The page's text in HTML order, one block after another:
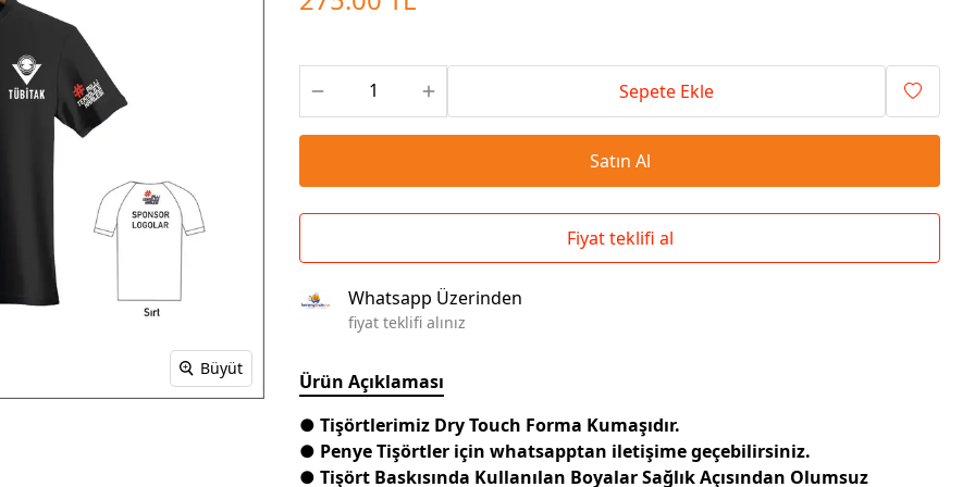
Çoklu Şarj Kabloları
Kablosuz Şarj
Powerbank Defter
Wireless Masa Lambası
Sunum Panosu
Branda | Afiş | Poster
Baskılı Masa Örtüsü
Büyüt
Sepete Ekle
Satın Al
Fiyat teklifi al
Whatsapp Üzerinden
fiyat teklifi alınız
Ürün Açıklaması
● Tişörtlerimiz Dry Touch Forma Kumaşıdır.
● Penye Tişörtler için whatsapptan iletişime geçebilirsiniz.
● Tişört Baskısında Kullanılan Boyalar Sağlık Açısından Olumsuz